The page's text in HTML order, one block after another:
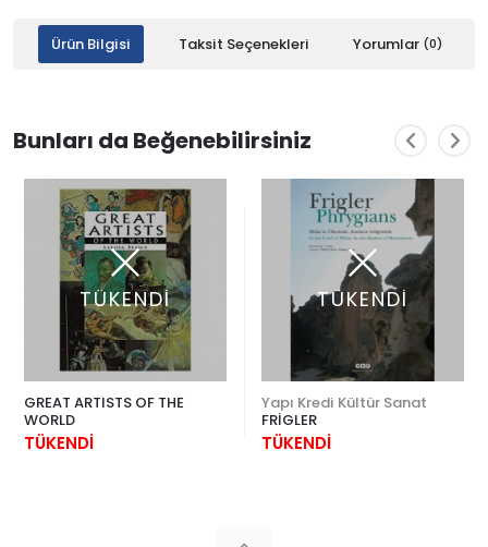
Ürün Bilgisi Taksit Seçenekleri Yorumlar (0)
Bunları da Beğenebilirsiniz
TÜKENDİ
GREAT ARTISTS OF THE
WORLD
TÜKENDİ
TÜKENDİ
Yapı Kredi Kültür Sanat
FRİGLER
TÜKENDİ